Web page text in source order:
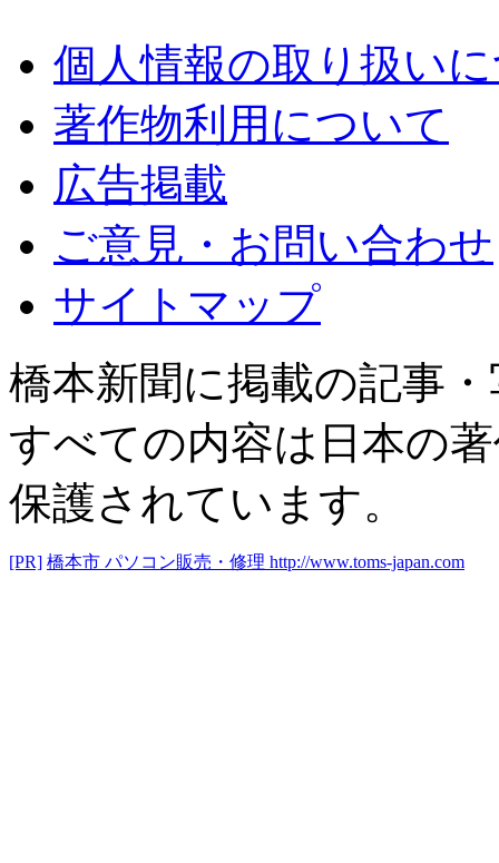
個人情報の取り扱い
著作物利用について
広告掲載
ご意見・お問い合わせ
サイトマップ
橋本新聞に掲載の記事
すべての内容は日本の
保護されています。
[PR] 橋本市 パソコン販売・修理 http://www.toms-japan.com